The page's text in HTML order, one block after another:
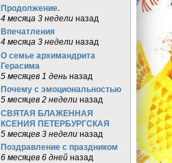
Продолжение.
4 месяца 3 неделиназад
Впечатления
4 месяца 3 неделиназад
О семье архимандрита
Герасима
5 месяцев 1 деньназад
Почему с эмоциональностью
5 месяцев 2 неделиназад
СВЯТАЯ БЛАЖЕННАЯ
КСЕНИЯ ПЕТЕРБУРГСКАЯ
5 месяцев 3 неделиназад
Поздравление с праздником
6 месяцев 6 днейназад